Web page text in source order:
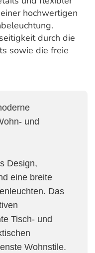
hochwertigen
durch die
sowie die freie
und
Design,
eine breite
Das
Tisch- und
Wohnstile.